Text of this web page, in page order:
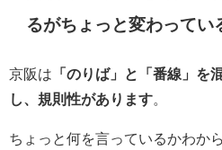
るがちょっと変わってい
京阪は 「のりば」と「番線」を
し、規則性があります
ちょっと何を言っているかわか